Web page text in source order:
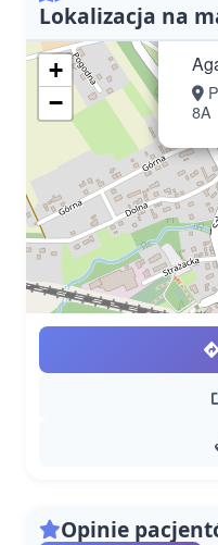
Lokalizacja na
8A
+
−
Opinie